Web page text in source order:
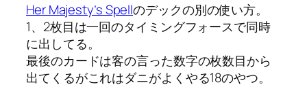
Her Majesty’s Spellのデックの別の使い方。
1、2枚目は一回のタイミングフォースで同時
に出してる。
最後のカードは客の言った数字の枚数目から
出てくるがこれはダニがよくやる18のやつ。